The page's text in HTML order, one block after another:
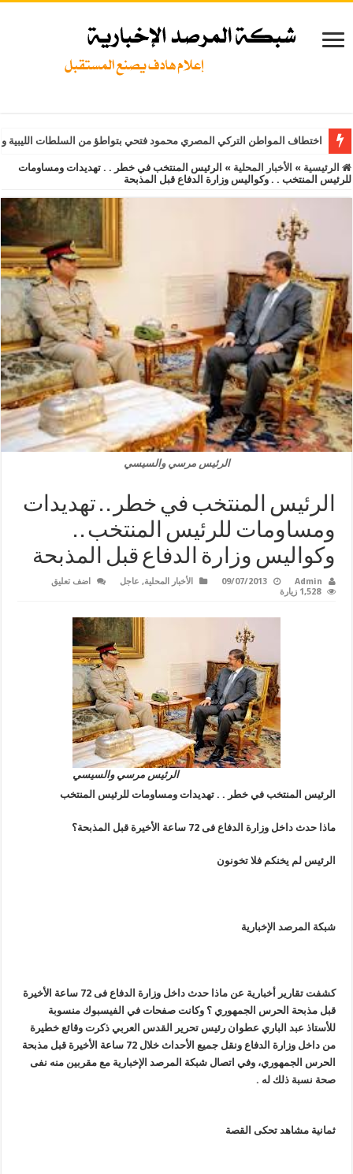
اختطاف المواطن التركي المصري محمود فتحي بتواطؤ من السلطات
الرئيسية » الأخبار المحلية » الرئيس المنتخب في خطر . . تهديدات ومساومات
للرئيس المنتخب . . وكواليس وزارة الدفاع قبل المذبحة
الرئيس مرسي والسيسي
الرئيس المنتخب في خطر . . تهديدات
ومساومات للرئيس المنتخب . .
وكواليس وزارة الدفاع قبل المذبحة
Admin
09/07/2013 الأخبار المحلية, عاجل
اضف تعليق
1,528 زيارة
الرئيس مرسي والسيسي
الرئيس المنتخب في خطر . . تهديدات ومساومات للرئيس المنتخب
ماذا حدث داخل وزارة الدفاع فى 72 ساعة الأخيرة قبل المذبحة؟
الرئيس لم يخنكم فلا تخونون
شبكة المرصد الإخبارية
كشفت تقارير أخبارية عن
ماذا حدث داخل وزارة الدفاع فى 72 ساعة الأخيرة
قبل مذبحة الحرس الجمهوري ؟وكانت صفحات في الفيسبوك منسوبة
للأستاذ عبد الباري عطوان رئيس تحرير القدس العربي ذكرت وقائع خطيرة
من داخل وزارة الدفاع ونقل جميع الأحداث خلال 72 ساعة الأخيرة قبل مذبحة
الحرس الجمهوري، وفي اتصال شبكة المرصد الإخبارية مع مقربين منه نفى
صحة نسبة ذلك له .
ثمانية مشاهد تحكى القصة